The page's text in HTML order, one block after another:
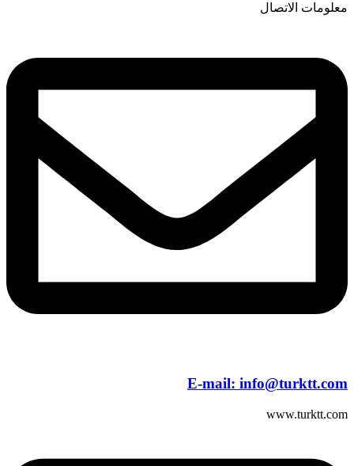
معلومات الاتصال
E-mail: info@turktt.com
www.turktt.com